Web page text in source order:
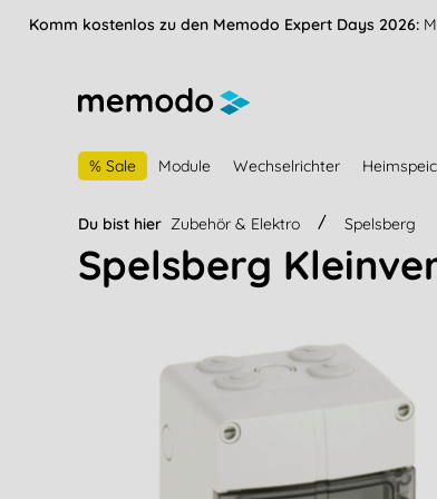
springen Zur Navigation der B2B-Plattform
Komm kostenlos zu den Memodo Expert Days 2026:
% Sale Module Wechselrichter
Du bist hier Zubehör & Elektro Spelsberg
Spelsberg